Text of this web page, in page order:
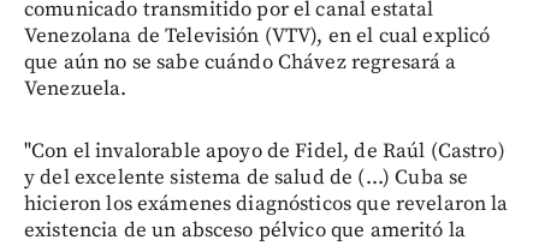
comunicado transmitido por el canal estatal
Venezolana de Televisión (VTV), en el cual explicó
que aún no se sabe cuándo Chávez regresará a
Venezuela.
"Con el invalorable apoyo de Fidel, de Raúl (Castro)
y del excelente sistema de salud de (...) Cuba se
hicieron los exámenes diagnósticos que revelaron la
existencia de un absceso pélvico que ameritó la